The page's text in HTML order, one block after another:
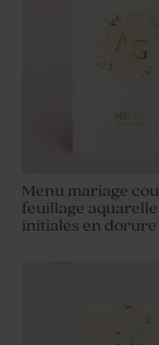
Menu mariage
feuillage aquarelle
initiales en dorure